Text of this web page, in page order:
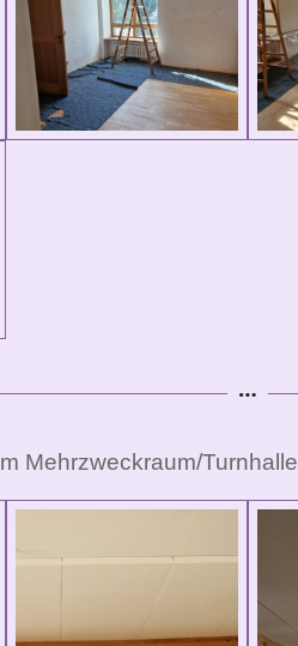
Mehrzweckraum/Turnhalle